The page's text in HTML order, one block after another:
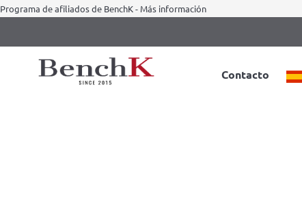
Programa de afiliados de BenchK - Más información
Contacto